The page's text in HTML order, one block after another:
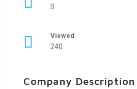
0
Viewed
240
Company Description